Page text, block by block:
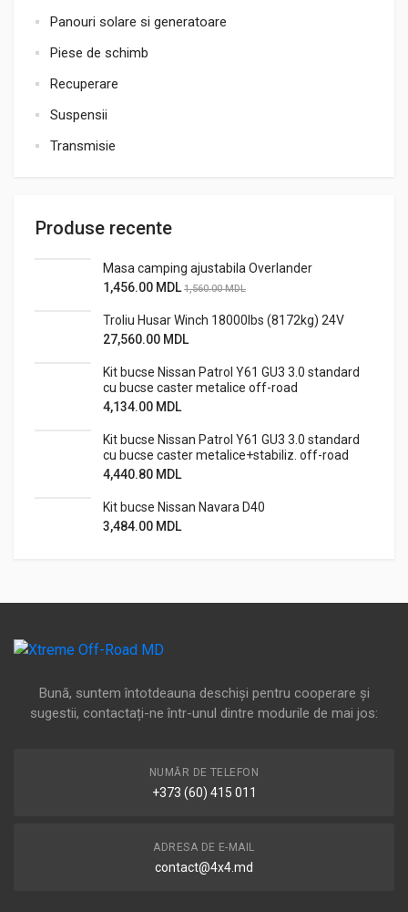
Panouri solare si generatoare
Piese de schimb
Recuperare
Suspensii
Transmisie
Produse recente
Masa camping ajustabila Overlander
1,456.00 MDL 1,560.00MDL
Troliu Husar Winch 18000lbs (8172kg) 24V
27,560.00 MDL
Kit bucse Nissan Patrol Y61 GU3 3.0 standard
cu bucse caster metalice off-road
4,134.00 MDL
Kit bucse Nissan Patrol Y61 GU3 3.0 standard
cu bucse caster metalice+stabiliz. off-road
4,440.80 MDL
Kit bucse Nissan Navara D40
3,484.00 MDL
Bună, suntem întotdeauna deschiși pentru cooperare și
sugestii, contactați-ne într-unul dintre modurile de mai jos:
NUMĂR DE TELEFON
+373 (60) 415 011
ADRESA DE E-MAIL
contact@4x4.md